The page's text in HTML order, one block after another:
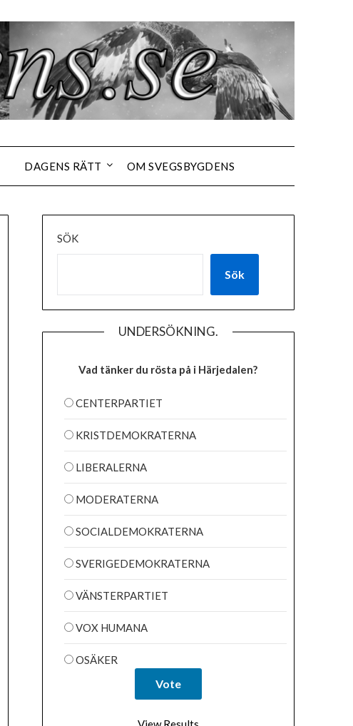
DAGENS RÄTT OM SVEGSBYGDENS
SÖK
Sök
UNDERSÖKNING.
Vad tänker du rösta på i Härjedalen?
CENTERPARTIET
KRISTDEMOKRATERNA
LIBERALERNA
MODERATERNA
SOCIALDEMOKRATERNA
SVERIGEDEMOKRATERNA
VÄNSTERPARTIET
VOX HUMANA
OSÄKER